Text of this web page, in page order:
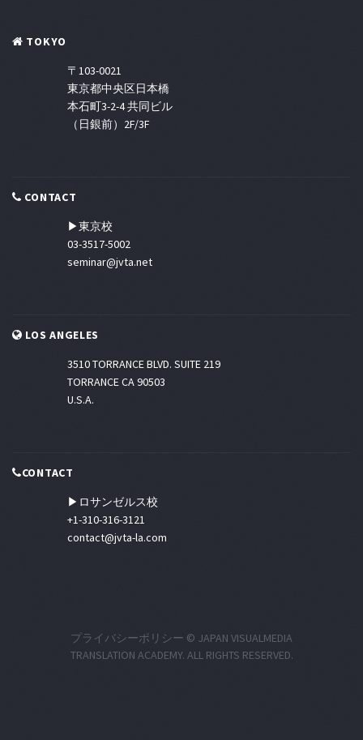
TOKYO
〒103-0021
東京都中央区日本橋
本石町3-2-4 共同ビル
（日銀前）2F/3F
CONTACT
▶東京校
03-3517-5002
seminar@jvta.net
LOS ANGELES
3510 TORRANCE BLVD. SUITE 219
TORRANCE CA 90503
U.S.A.
CONTACT
▶ロサンゼルス校
+1-310-316-3121
contact@jvta-la.com
プライバシーポリシー © JAPAN VISUALMEDIA
TRANSLATION ACADEMY. ALL RIGHTS RESERVED.